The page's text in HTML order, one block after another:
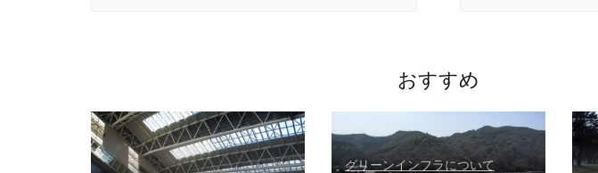
おすすめ
グリーンインフラについて